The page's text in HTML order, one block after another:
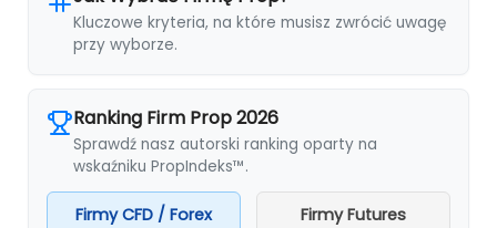
Kluczowe kryteria, na które musisz zwrócić uwagę
przy wyborze.
Ranking Firm Prop 2026
Sprawdź nasz autorski ranking oparty na
wskaźniku PropIndeks™.
Firmy CFD / Forex Firmy Futures